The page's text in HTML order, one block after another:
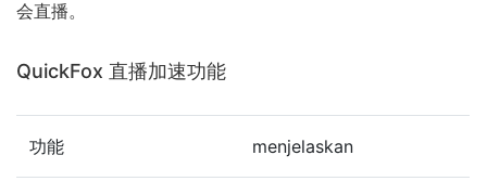
会直播。
QuickFox 直播加速功能
功能 menjelaskan